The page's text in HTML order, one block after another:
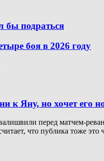
бы подраться
боя в 2026 году
к Яну, но хочет его
перед матчем-
что публика тоже